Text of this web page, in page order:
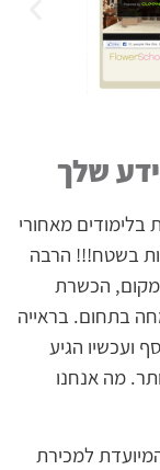
שלך
מאחורי
בשטח!!! הרבה
מקום, הכשרת
בתחום. בראייה
ועכשיו הגיע
מה אנחנו
למכירת